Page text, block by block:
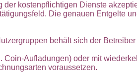
kostenpflichtigen Dienste
Die genauen Entgelte
behält sich der Betreiber
Aufladungen) oder mit
voraussetzen.